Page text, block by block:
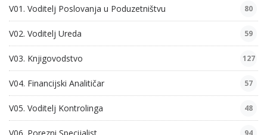
V01. Voditelj Poslovanja u Poduzetništvu 80
V02. Voditelj Ureda 59
V03. Knjigovodstvo 127
V04. Financijski Analitičar 57
V05. Voditelj Kontrolinga 48
94